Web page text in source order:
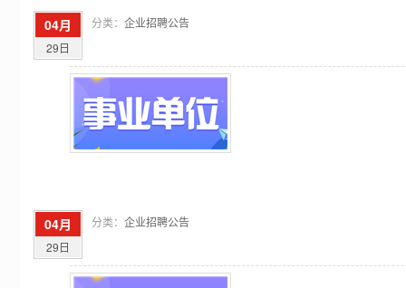
04月
29日
分类： 企业招聘公告
04月
29日
分类： 企业招聘公告